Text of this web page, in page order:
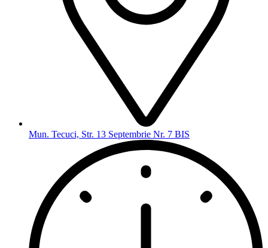
Mun. Tecuci, Str. 13 Septembrie Nr. 7 BIS